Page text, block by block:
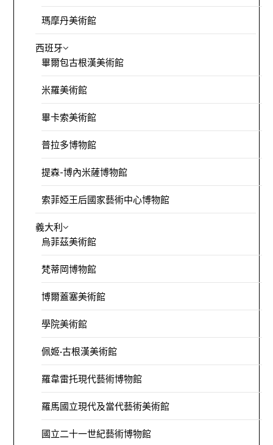
瑪摩丹美術館
西班牙
畢爾包古根漢美術館
米羅美術館
畢卡索美術館
普拉多博物館
提森-博內米薩博物館
索菲婭王后國家藝術中心博物館
義大利
烏菲茲美術館
梵蒂岡博物館
博爾蓋塞美術館
學院美術館
佩姬·古根漢美術館
羅韋雷托現代藝術博物館
羅馬國立現代及當代藝術美術館
國立二十一世紀藝術博物館